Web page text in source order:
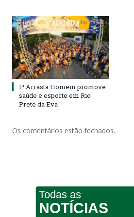
1º Arrasta Homem promove
saúde e esporte em Rio
Preto da Eva
Os comentários estão fechados.
Todas as
NOTÍCIAS